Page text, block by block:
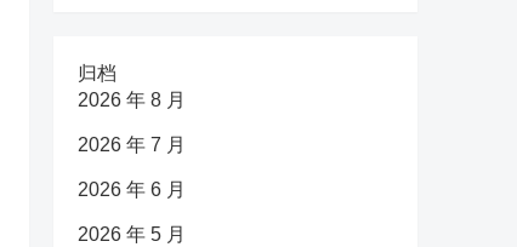
归档
2026 年 8 月
2026 年 7 月
2026 年 6 月
2026 年 5 月